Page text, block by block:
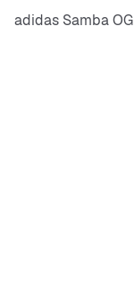
adidas Samba OG